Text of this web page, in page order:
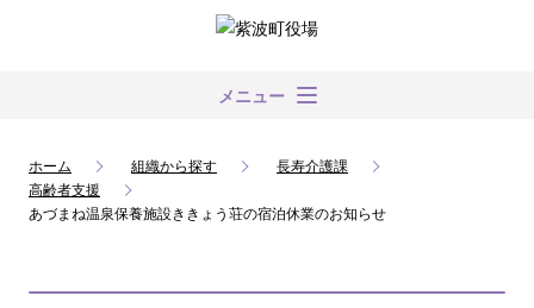
メニュー
ホーム 組織から探す
長寿介護課
高齢者支援
あづまね温泉保養施設ききょう荘の宿泊休業のお知らせ